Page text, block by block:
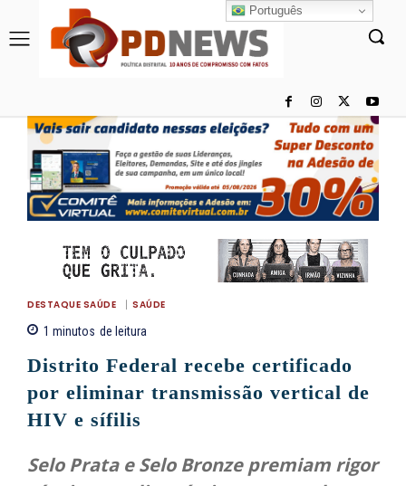
DESTAQUE SAÚDE SAÚDE
1 minutos de leitura
Distrito Federal recebe certificado
por eliminar transmissão vertical de
HIV e sífilis
Selo Prata e Selo Bronze premiam rigor
Português